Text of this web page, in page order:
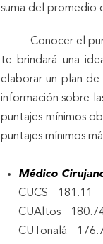
suma del promedio
Conocer el
te brindará una
elaborar un plan
información sobre
puntajes mínimos
puntajes mínimos
Médico
CUCS - 181.11
CUAltos -
CUTonalá -